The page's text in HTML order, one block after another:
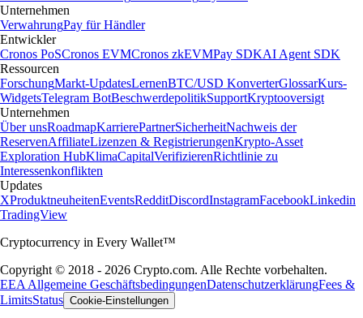
Unternehmen
VerwahrungPay für Händler
Entwickler
Cronos PoSCronos EVMCronos zkEVMPay SDKAI Agent SDK
Ressourcen
ForschungMarkt-UpdatesLernenBTC/USD KonverterGlossarKurs-
WidgetsTelegram BotBeschwerdepolitikSupportKryptooversigt
Unternehmen
Über unsRoadmapKarrierePartnerSicherheitNachweis der
ReservenAffiliateLizenzen & RegistrierungenKrypto-Asset
Exploration HubKlimaCapitalVerifizierenRichtlinie zu
Interessenkonflikten
Updates
XProduktneuheitenEventsRedditDiscordInstagramFacebookLinkedin
TradingView
Cryptocurrency in Every Wallet™
Copyright © 2018 - 2026 Crypto.com. Alle Rechte vorbehalten.
EEA Allgemeine GeschäftsbedingungenDatenschutzerklärungFees &
LimitsStatus Cookie-Einstellungen